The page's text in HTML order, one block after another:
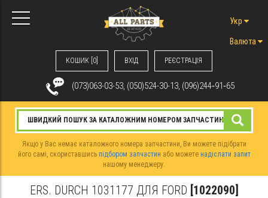
КОШИК [0] ВХIД РЕЄСТРАЦІЯ
Укр
Валюта
(073)063-03-53, (050)524-30-13, (096)244‑91‑65
Якщо у Вас немає каталожного номера запчастини, Ви можете підібрати
його самі, скориставшись підбором запчастин або можете надіслати запит
нашому менеджеру.
ERS. DURCH 1031177 ДЛЯ FORD [1022090]